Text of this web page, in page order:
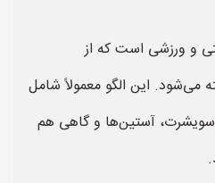
و ورزشی است که از
می‌شود. این الگو معمولاً شامل
آستین‌ها و گاهی هم